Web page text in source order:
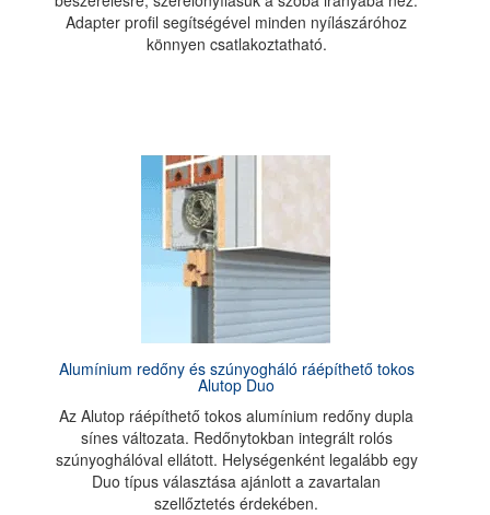
Adapter profil segítségével minden nyílászáróhoz
könnyen csatlakoztatható.
Alumínium redőny és szúnyogháló ráépíthető tokos
Alutop Duo
Az Alutop ráépíthető tokos alumínium redőny dupla
sínes változata. Redőnytokban integrált rolós
szúnyoghálóval ellátott. Helységenként legalább egy
Duo típus választása ajánlott a zavartalan
szellőztetés érdekében.